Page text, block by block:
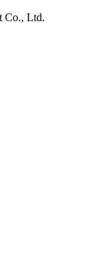
Co., Ltd.